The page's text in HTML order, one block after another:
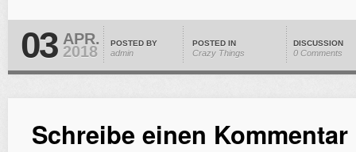
03 APR.
2018 POSTED BY
admin
POSTED IN
Crazy Things
DISCUSSION
0 Comments
Schreibe einen Kommentar